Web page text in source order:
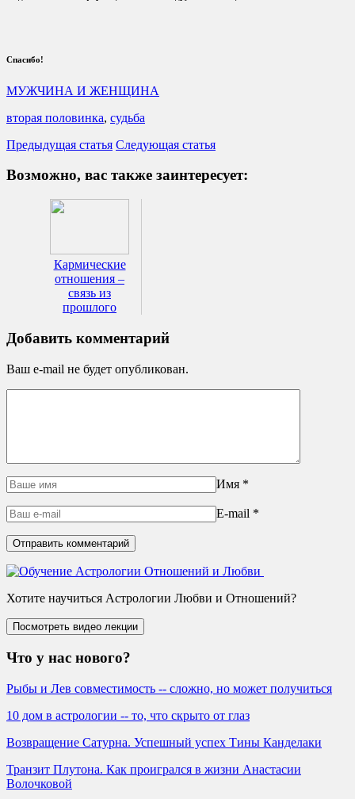
Спасибо!
МУЖЧИНА И ЖЕНЩИНА
вторая половинка, судьба
Предыдущая статья Следующая статья
Возможно, вас также заинтересует:
Кармические
отношения –
связь из
прошлого
Добавить комментарий
Ваш e-mail не будет опубликован.
Имя *
E-mail *
Хотите научиться Астрологии Любви и Отношений?
Что у нас нового?
Рыбы и Лев совместимость -- сложно, но может получиться
10 дом в астрологии -- то, что скрыто от глаз
Возвращение Сатурна. Успешный успех Тины Канделаки
Транзит Плутона. Как проигрался в жизни Анастасии
Волочковой